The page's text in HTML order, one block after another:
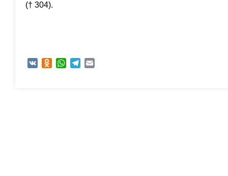
(† 304).
VK Odnoklassniki
WhatsAppTelegram